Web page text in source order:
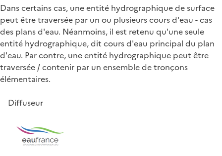
Dans certains cas, une entité hydrographique de surface
peut être traversée par un ou plusieurs cours d'eau - cas
des plans d'eau. Néanmoins, il est retenu qu'une seule
entité hydrographique, dit cours d'eau principal du plan
d'eau. Par contre, une entité hydrographique peut être
traversée / contenir par un ensemble de tronçons
élémentaires.
Diffuseur